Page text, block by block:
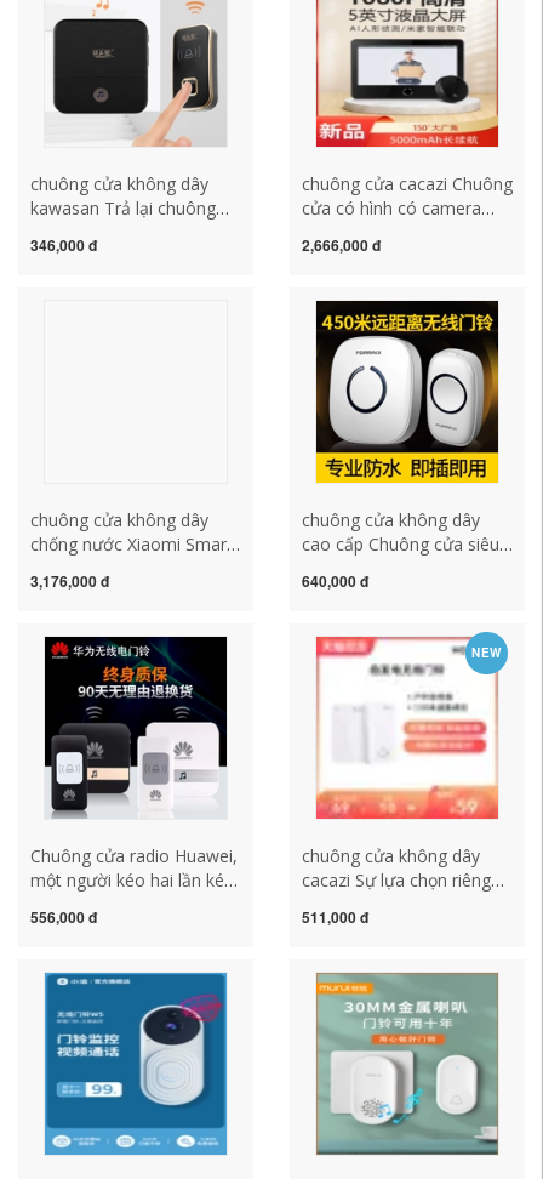
chuông cửa panasonic
cua khong day
chuông cửa không dây
kawasan Trả lại chuông
kéo, hai người kéo một
346,000 đ
chuông cửa cacazi Chuông
cửa có hình có camera
tử thông minh mắt mèo
Mijia chuông cửa
panasonic không dây giá
chuông cửa không dây
2,666,000 đ
chuông cửa không dây
chống nước Xiaomi Smart
Điện tử không dây theo
phòng thủ của nhà máy
ảnh pin chuông cửa không
dây chuong khong day
3,176,000 đ
chuông cửa không dây
cao cấp Chuông cửa siêu
gia đình thông minh điều
điện tử chống thấm nước
xuyên tường một kéo hai
kéo một chuông cửa
cacazi chuông bấm cửa
640,000 đ
Chuông cửa radio Huawei,
một người kéo hai lần kéo,
bị gọi chuông cửa điều
điện tử chuông báo không
dây chuông cửa không dây
kawasan
556,000 đ
NEW
chuông cửa không dây
cacazi Sự lựa chọn riêng
không dây tự tạo cho hộ
chống mưa và không thấm
nước truyền dẫn đường
dài điện tử một đối một
không thấm nước chuông
báo khách ata chuong bao
dong khong day
511,000 đ